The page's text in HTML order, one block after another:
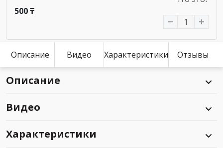
500 ₸
Описание Видео Характеристики Отзывы
Описание
Видео
Характеристики